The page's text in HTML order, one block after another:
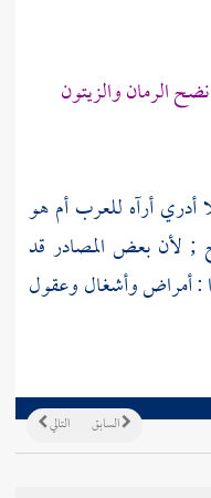
الرمان والزيتون
أرآه للعرب أم هو
لأن بعض المصادر قد
: أمراض وأشغال وعقول
التالي السابق